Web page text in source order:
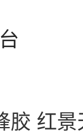
胶 红景